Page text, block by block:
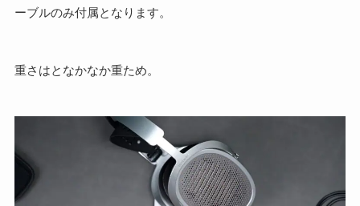
ーブルのみ付属となります。
重さはとなかなか重ため。